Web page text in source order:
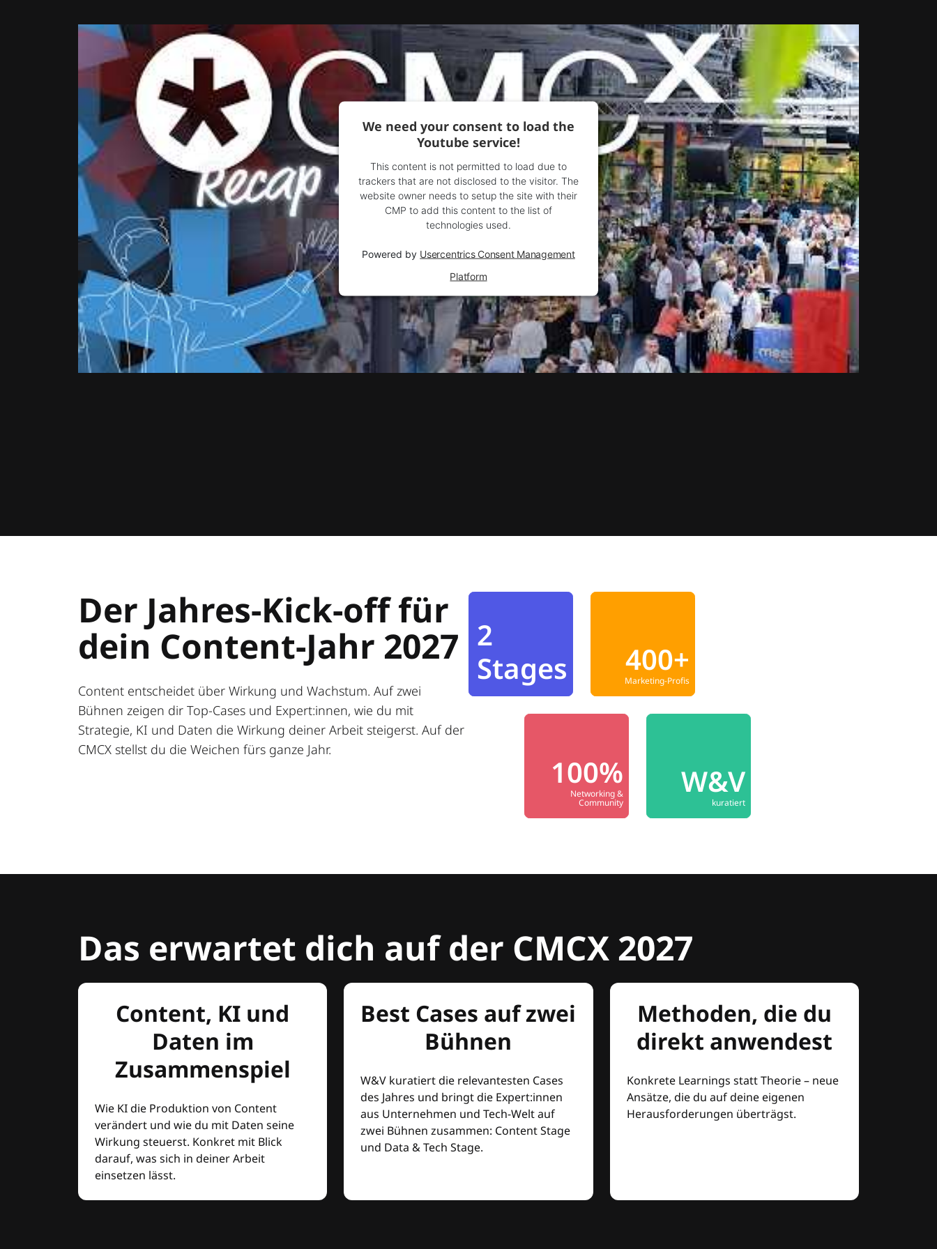
We need your consent to load the
Youtube service!
This content is not permitted to load due to
trackers that are not disclosed to the visitor. The
website owner needs to setup the site with their
CMP to add this content to the list of
technologies used.
Powered by Usercentrics Consent Management
Platform
Der Jahres-Kick-off für
dein Content-Jahr 2027
Content entscheidet über Wirkung und Wachstum. Auf zwei
Bühnen zeigen dir Top-Cases und Expert:innen, wie du mit
Strategie, KI und Daten die Wirkung deiner Arbeit steigerst. Auf der
CMCX stellst du die Weichen fürs ganze Jahr.
2
Stages
400+
Marketing-Profis
100%
Networking &
Community
W&V
kuratiert
Das erwartet dich auf der CMCX 2027
Content, KI und
Daten im
Zusammenspiel
Wie KI die Produktion von Content
verändert und wie du mit Daten seine
Wirkung steuerst. Konkret mit Blick
darauf, was sich in deiner Arbeit
einsetzen lässt.
Best Cases auf zwei
Bühnen
W&V kuratiert die relevantesten Cases
des Jahres und bringt die Expert:innen
aus Unternehmen und Tech-Welt auf
zwei Bühnen zusammen: Content Stage
und Data & Tech Stage.
Methoden, die du
direkt anwendest
Konkrete Learnings statt Theorie – neue
Ansätze, die du auf deine eigenen
Herausforderungen überträgst.